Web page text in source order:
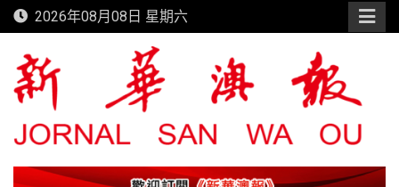
Skip
to
content
2026年08月08日 星期六
新華澳報